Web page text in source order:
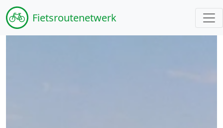
Fietsroutenetwerk